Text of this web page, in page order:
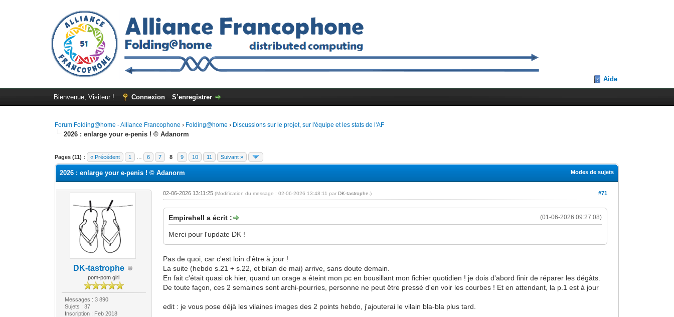
Aide
Bienvenue, Visiteur ! Connexion S’enregistrer
Forum Folding@home - Alliance Francophone › Folding@home › Discussions sur le projet, sur l'équipe et les stats de l'AF
2026 : enlarge your e-penis ! © Adanorm
Pages (11) : « Précédent 1 6 7 8 9 10 11 Suivant »
Modes de sujets
2026 : enlarge your e-penis ! © Adanorm
DK-tastrophe
pom-pom girl
Messages : 3 890
Sujets : 37
Inscription : Feb 2018
#71
02-06-2026 13:11:25(Modification du message : 02-06-2026 13:48:11 parDK-tastrophe .)
(01-06-2026 09:27:08)
Empirehell a écrit :
Merci pour l'update DK !
Pas de quoi, car c'est loin d'être à jour !
La suite (hebdo s.21 + s.22, et bilan de mai) arrive, sans doute demain.
En fait c'était quasi ok hier, quand un orage a éteint mon pc en bousillant mon fichier quotidien ! je dois d'abord finir de réparer les dégâts.
De toute façon, ces 2 semaines sont archi-pourries, personne ne peut être pressé d'en voir les courbes ! Et en attendant, la p.1 est à jour
edit : je vous pose déjà les vilaines images des 2 points hebdo, j'ajouterai le vilain bla-bla plus tard.